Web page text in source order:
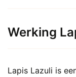
Werking
Lapis Lazuli is